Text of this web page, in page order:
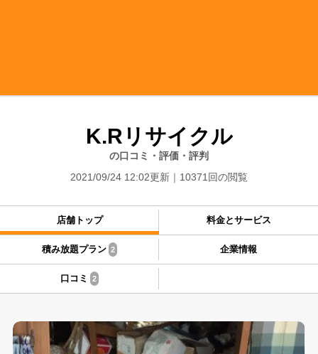
K.Rリサイクル
の口コミ・評価・評判
2021/09/24 12:02更新
10371回の閲覧
店舗トップ 料金とサービス
積み放題プラン 2 企業情報
口コミ 2